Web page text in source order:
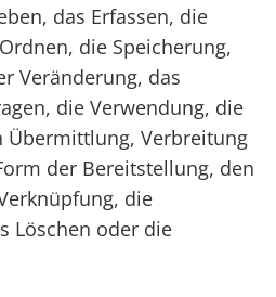
das Erfassen, die
die Speicherung,
Veränderung, das
die Verwendung, die
Übermittlung, Verbreitung
der Bereitstellung, den
die
Löschen oder die